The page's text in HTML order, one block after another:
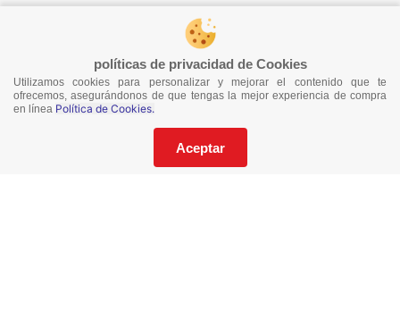
políticas de privacidad de Cookies
Utilizamos cookies para personalizar y mejorar el contenido que te
ofrecemos, asegurándonos de que tengas la mejor experiencia de compra
en línea Política de Cookies.
Aceptar
¡Síguenos en redes!
¡No te pierdas nuestras ofertas!
Suscríbete a nuestro Catalogo